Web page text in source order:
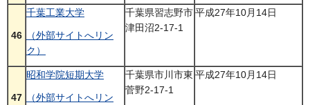
46
千葉工業大学
（外部サイトへリン
ク）
千葉県習志野市
津田沼2-17-1
平成27年10月14日
47
昭和学院短期大学
（外部サイトへリン
千葉県市川市東
菅野2-17-1
平成27年10月14日